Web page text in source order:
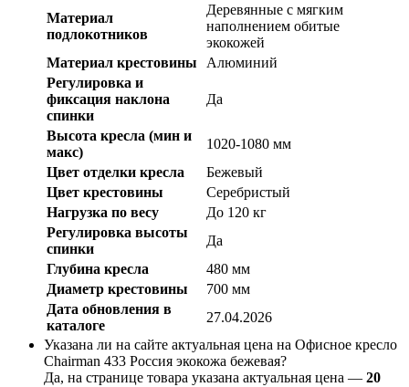
Материал
подлокотников
Деревянные с мягким
наполнением обитые
экокожей
Материал крестовины
Алюминий
Регулировка и
фиксация наклона
спинки
Да
Высота кресла (мин и
макс)
1020-1080 мм
Цвет отделки кресла
Бежевый
Цвет крестовины
Серебристый
Нагрузка по весу
До 120 кг
Регулировка высоты
спинки
Да
Глубина кресла
480 мм
Диаметр крестовины
700 мм
Дата обновления в
каталоге
27.04.2026
Указана ли на сайте актуальная цена на Офисное кресло
Chairman 433 Россия экокожа бежевая?
Да, на странице товара указана актуальная цена — 20